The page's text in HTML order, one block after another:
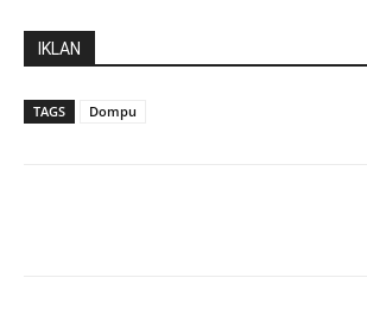
IKLAN
TAGS Dompu